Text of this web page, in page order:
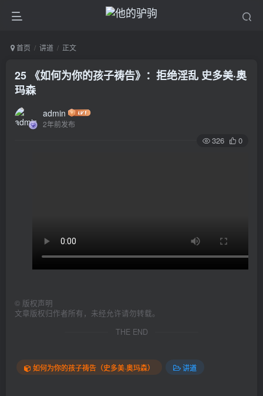
首页 讲道 正文
25 《如何为你的孩子祷告》：拒绝淫乱 史多美·奥
玛森
admin
2年前发布
326 0
© 版权声明
文章版权归作者所有，未经允许请勿转载。
THE END
如何为你的孩子祷告（史多美·奥玛森） 讲道